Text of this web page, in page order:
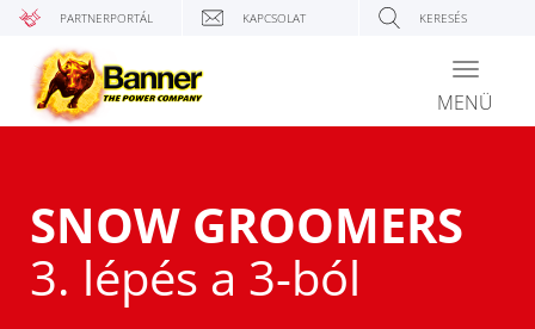
PARTNERPORTÁL KAPCSOLAT KERESÉS
Toggle
MENÜ
SNOW GROOMERS
3. lépés a 3-ból